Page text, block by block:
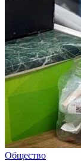
Общество